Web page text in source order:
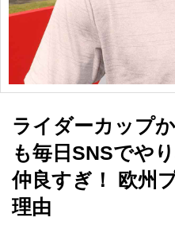
ライダーカップ
も毎日SNSでや
仲良すぎ！ 欧州
理由